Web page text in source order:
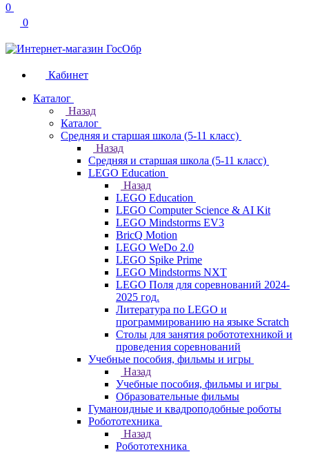
0
0
Кабинет
Каталог
Назад
Каталог
Средняя и старшая школа (5-11 класс)
Назад
Средняя и старшая школа (5-11 класс)
LEGO Education
Назад
LEGO Education
LEGO Computer Science & AI Kit
LEGO Mindstorms EV3
BricQ Motion
LEGO WeDo 2.0
LEGO Spike Prime
LEGO Mindstorms NXT
LEGO Поля для соревнований 2024-
2025 год.
Литература по LEGO и
программированию на языке Scratch
Столы для занятия робототехникой и
проведения соревнований
Учебные пособия, фильмы и игры
Назад
Учебные пособия, фильмы и игры
Образовательные фильмы
Гуманоидные и квадроподобные роботы
Робототехника
Назад
Робототехника